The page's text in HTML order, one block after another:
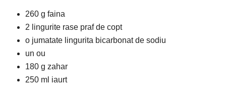
260 g faina
2 lingurite rase praf de copt
o jumatate lingurita bicarbonat de sodiu
un ou
180 g zahar
250 ml iaurt